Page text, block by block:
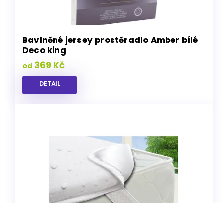
Bavlněné jersey prostěradlo Amber bílé
Deco king
od 369 Kč
DETAIL